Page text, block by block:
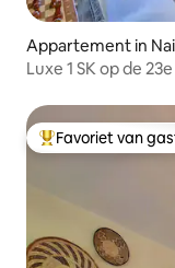
Appartement in
Luxe 1 SK op de
Topfavoriet van
Favoriet van